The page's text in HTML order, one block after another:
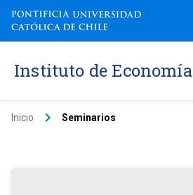
Instituto de Economía
Inicio keyboard_arrow_right Seminarios